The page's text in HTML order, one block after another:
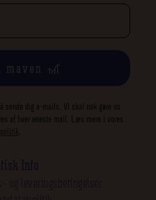
Info
🎢
dig e-mails. Vi skal nok gøre os
af hver eneste mail. Læs mere i vores
.